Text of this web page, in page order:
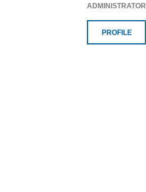
ADMINISTRATOR
PROFILE